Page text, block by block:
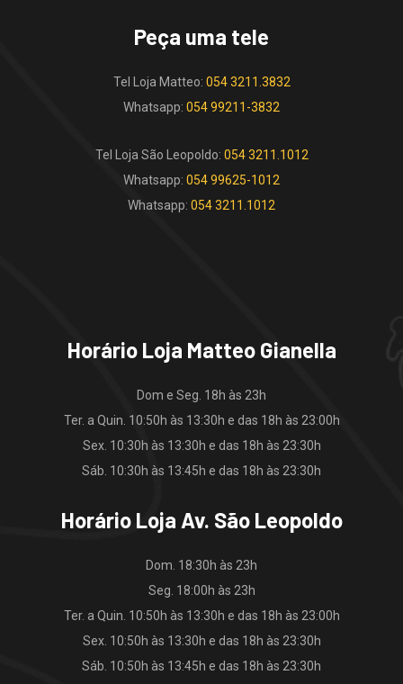
Peça uma tele
Tel Loja Matteo: 054 3211.3832
Whatsapp: 054 99211-3832
Tel Loja São Leopoldo: 054 3211.1012
Whatsapp: 054 99625-1012
Whatsapp: 054 3211.1012
Horário Loja Matteo Gianella
Dom e Seg. 18h às 23h
Ter. a Quin. 10:50h às 13:30h e das 18h às 23:00h
Sex. 10:30h às 13:30h e das 18h às 23:30h
Sáb. 10:30h às 13:45h e das 18h às 23:30h
Horário Loja Av. São Leopoldo
Dom. 18:30h às 23h
Seg. 18:00h às 23h
Ter. a Quin. 10:50h às 13:30h e das 18h às 23:00h
Sex. 10:50h às 13:30h e das 18h às 23:30h
Sáb. 10:50h às 13:45h e das 18h às 23:30h